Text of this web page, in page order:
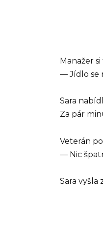
Manažer
— Jídlo se
Sara
Za pár
Veterán
— Nic
Sara vyšla